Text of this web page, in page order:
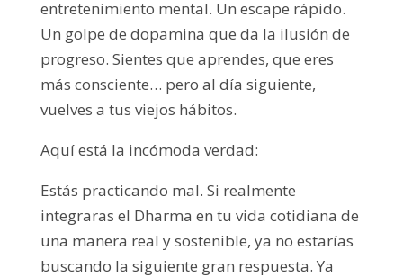
entretenimiento mental. Un escape rápido.
Un golpe de dopamina que da la ilusión de
progreso. Sientes que aprendes, que eres
más consciente… pero al día siguiente,
vuelves a tus viejos hábitos.
Aquí está la incómoda verdad:
Estás practicando mal. Si realmente
integraras el Dharma en tu vida cotidiana de
una manera real y sostenible, ya no estarías
buscando la siguiente gran respuesta. Ya